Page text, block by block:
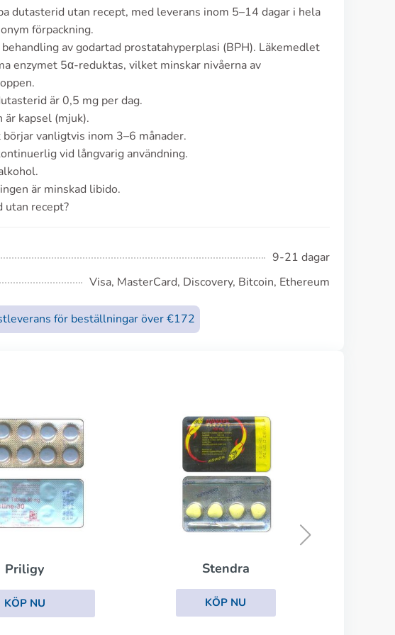
dutasterid utan recept, med leverans inom 5–14 dagar i hela
förpackning.
av godartad prostatahyperplasi (BPH). Läkemedlet
enzymet 5α-reduktas, vilket minskar nivåerna av
är 0,5 mg per dag.
kapsel (mjuk).
vanligtvis inom 3–6 månader.
vid långvarig användning.
är minskad libido.
utan recept?
9-21 dagar
Visa, MasterCard, Discovery, Bitcoin, Ethereum
för beställningar över €172
Stendra
KÖP NU
Viagra With Dapoxetine